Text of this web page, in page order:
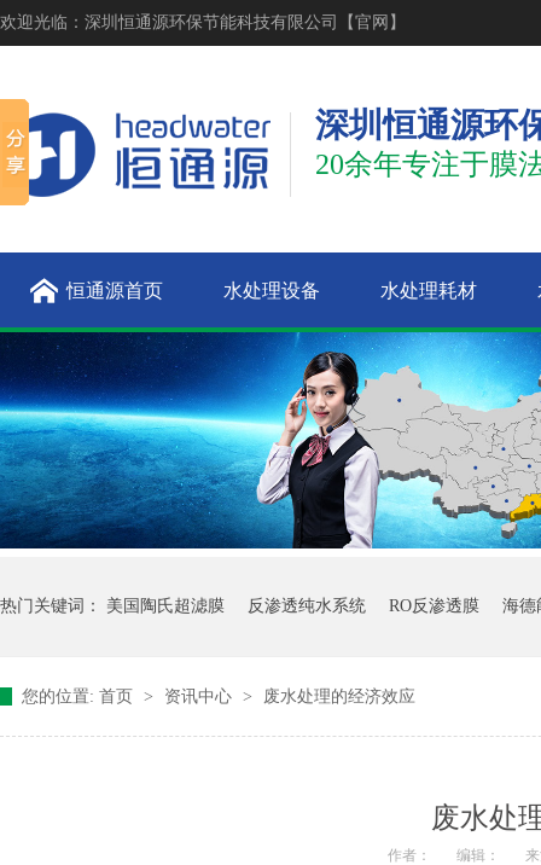
欢迎光临：深圳恒通源环保节能科技有限公司【官网】
深圳恒通源环
20余年专注于膜
恒通源首页 水处理设备 水处理耗材
热门关键词： 美国陶氏超滤膜 反渗透纯水系统 RO反渗透膜 海德
您的位置: 首页 > 资讯中心 > 废水处理的经济效应
废水处
作者： 编辑：